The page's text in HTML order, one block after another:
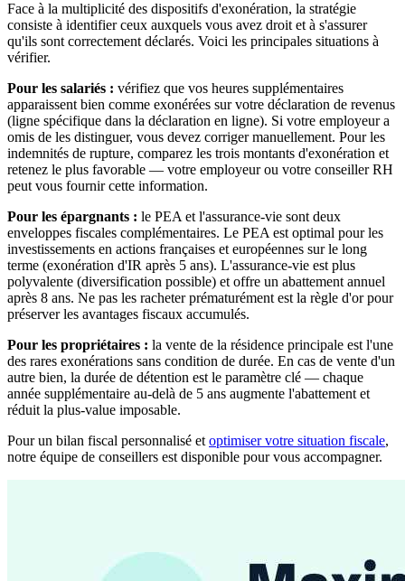
Face à la multiplicité des dispositifs d'exonération, la stratégie
consiste à identifier ceux auxquels vous avez droit et à s'assurer
qu'ils sont correctement déclarés. Voici les principales situations à
vérifier.
Pour les salariés : vérifiez que vos heures supplémentaires
apparaissent bien comme exonérées sur votre déclaration de revenus
(ligne spécifique dans la déclaration en ligne). Si votre employeur a
omis de les distinguer, vous devez corriger manuellement. Pour les
indemnités de rupture, comparez les trois montants d'exonération et
retenez le plus favorable — votre employeur ou votre conseiller RH
peut vous fournir cette information.
Pour les épargnants : le PEA et l'assurance-vie sont deux
enveloppes fiscales complémentaires. Le PEA est optimal pour les
investissements en actions françaises et européennes sur le long
terme (exonération d'IR après 5 ans). L'assurance-vie est plus
polyvalente (diversification possible) et offre un abattement annuel
après 8 ans. Ne pas les racheter prématurément est la règle d'or pour
préserver les avantages fiscaux accumulés.
Pour les propriétaires : la vente de la résidence principale est l'une
des rares exonérations sans condition de durée. En cas de vente d'un
autre bien, la durée de détention est le paramètre clé — chaque
année supplémentaire au-delà de 5 ans augmente l'abattement et
réduit la plus-value imposable.
Pour un bilan fiscal personnalisé et optimiser votre situation fiscale,
notre équipe de conseillers est disponible pour vous accompagner.